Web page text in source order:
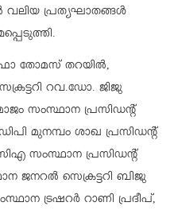
വലിയ പ്രത്യഘാതങ്ങൾ
ഫാ തോമസ് തറയിൽ,
റവ.ഡോ. ജിജു
സംസ്ഥാന പ്രസിഡൻ്റ്
മുനമ്പം ശാഖ പ്രസിഡൻ്റ്
സംസ്ഥാന പ്രസിഡൻ്റ്
ജനറൽ സെക്രട്ടറി ബിജു
ട്രഷറർ റാണി പ്രദീപ്,